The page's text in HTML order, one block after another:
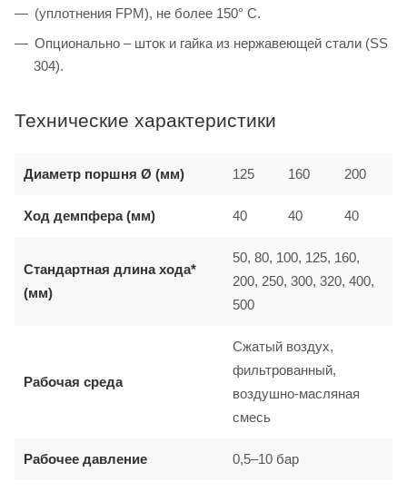
(уплотнения FPM), не более 150° C.
Опционально – шток и гайка из нержавеющей стали (SS
304).
Технические характеристики
Диаметр поршня Ø (мм) 125 160 200
Ход демпфера (мм) 40 40 40
Стандартная длина хода*
(мм)
50, 80, 100, 125, 160,
200, 250, 300, 320, 400,
500
Рабочая среда
Сжатый воздух,
фильтрованный,
воздушно-масляная
смесь
Рабочее давление 0,5–10 бар